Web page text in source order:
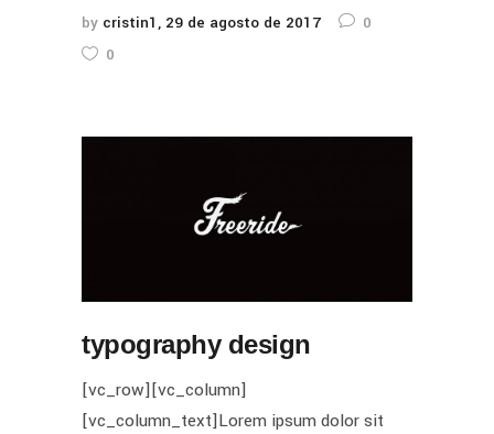
by cristin1 29 de agosto de 2017
0
0
typography design
[vc_row][vc_column]
[vc_column_text]Lorem ipsum dolor sit